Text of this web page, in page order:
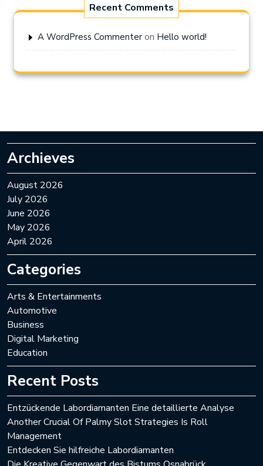
Recent Comments
A WordPress Commenter on Hello world!
Archieves
August 2026
July 2026
June 2026
May 2026
April 2026
Categories
Arts & Entertainments
Automotive
Business
Digital Marketing
Education
Recent Posts
Entzückende Labordiamanten Eine detaillierte Analyse
Another Crucial Of Palmy Slot Strategies Is Roll
Management
Entdecken Sie hilfreiche Labordiamanten